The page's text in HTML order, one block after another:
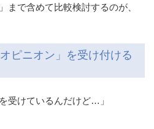
まで含めて比較検討するのが、
ピニオン」を受け付ける
受けているんだけど…」